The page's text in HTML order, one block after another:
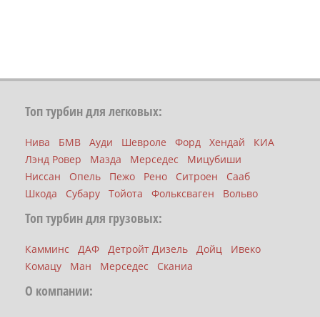
Топ турбин для легковых:
Нива БМВ Ауди Шевроле Форд Хендай
КИА
Лэнд Ровер
Мазда Мерседес
Мицубиши
Ниссан
Опель Пежо Рено Ситроен
Сааб
Шкода
Субару Тойота Фольксваген Вольво
Топ турбин для грузовых:
Камминс ДАФ Детройт Дизель Дойц
Ивеко
Комацу
Ман Мерседес Сканиа
О компании: